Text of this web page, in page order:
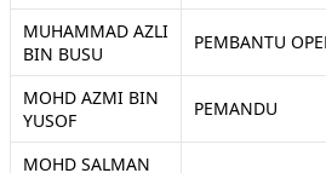
MUHAMMAD AZLI
BIN BUSU
PEMBANTU
MOHD AZMI BIN
YUSOF
PEMANDU
MOHD SALMAN